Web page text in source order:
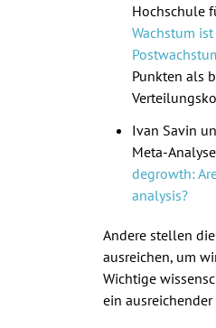
Hochschule
Wachstum
Punkten als
Ivan Savin
Meta-
degrowth:
analysis?
Andere stellen
ausreichen, um
Wichtige
ein